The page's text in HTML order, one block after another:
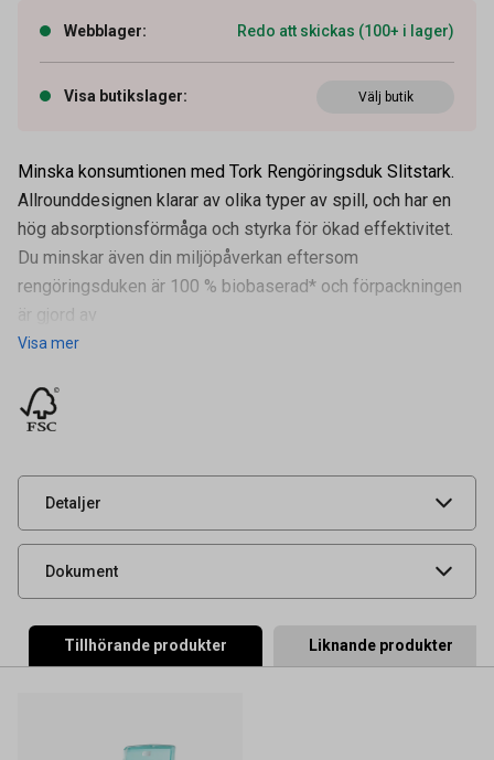
Webblager: Redo att skickas (100+ i lager)
Visa butikslager: Välj butik
Minska konsumtionen med Tork Rengöringsduk Slitstark.
Allrounddesignen klarar av olika typer av spill, och har en
hög absorptionsförmåga och styrka för ökad effektivitet.
Du minskar även din miljöpåverkan eftersom
rengöringsduken är 100 % biobaserad* och förpackningen
är gjord av
Visa mer
Detaljer
Artikelnummer
Tidigare artikelnummer
Leverantörens
UNSPSC 47131502
Dokument
Produktdatablad
Tillhörande produkter Liknande produkter